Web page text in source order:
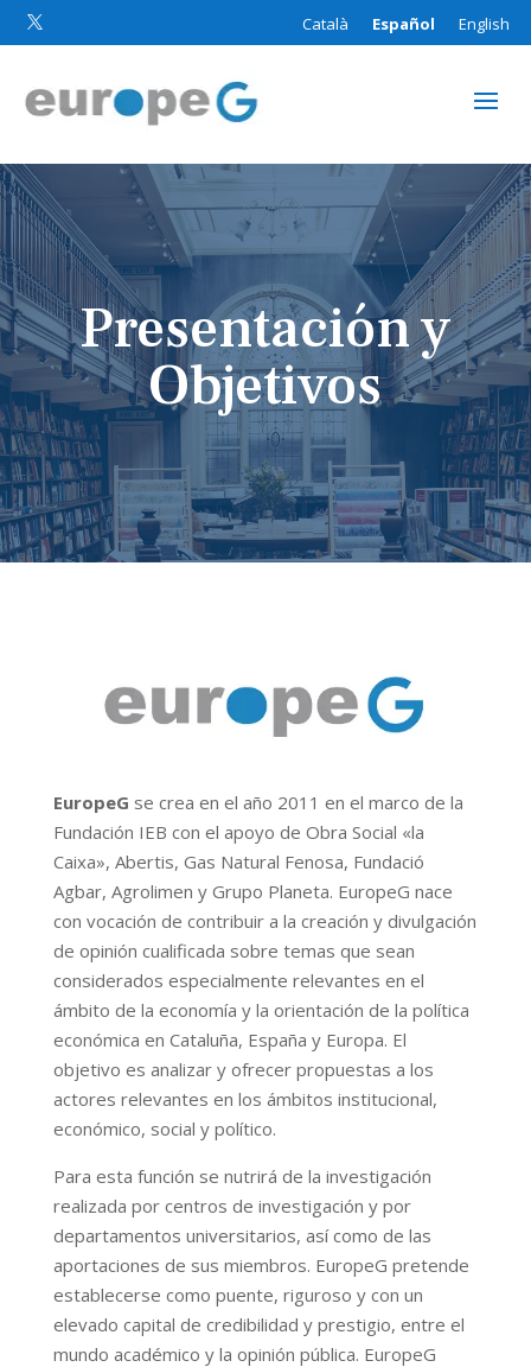
 Català Español English
Presentación y
Objetivos
EuropeG se crea en el año 2011 en el marco de la
Fundación IEB con el apoyo de Obra Social «la
Caixa», Abertis, Gas Natural Fenosa, Fundació
Agbar, Agrolimen y Grupo Planeta. EuropeG nace
con vocación de contribuir a la creación y divulgación
de opinión cualificada sobre temas que sean
considerados especialmente relevantes en el
ámbito de la economía y la orientación de la política
económica en Cataluña, España y Europa. El
objetivo es analizar y ofrecer propuestas a los
actores relevantes en los ámbitos institucional,
económico, social y político.
Para esta función se nutrirá de la investigación
realizada por centros de investigación y por
departamentos universitarios, así como de las
aportaciones de sus miembros. EuropeG pretende
establecerse como puente, riguroso y con un
elevado capital de credibilidad y prestigio, entre el
mundo académico y la opinión pública. EuropeG